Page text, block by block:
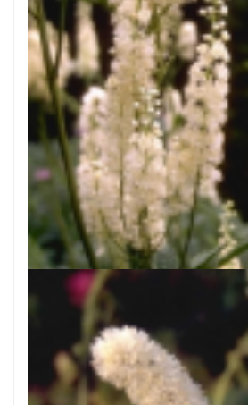
Zilverkaars
Cimicifuga